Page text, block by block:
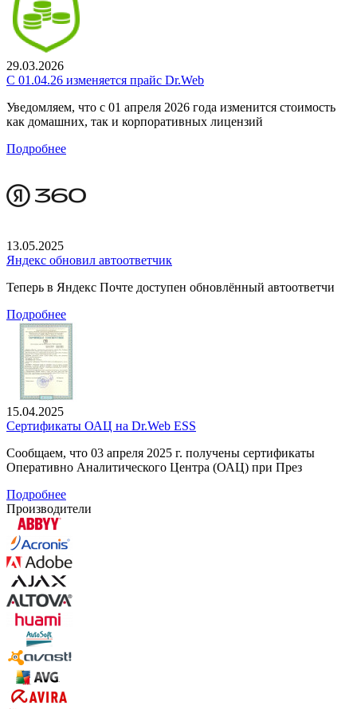
29.03.2026
С 01.04.26 изменяется прайс Dr.Web
Уведомляем, что с 01 апреля 2026 года изменится стоимость
как домашних, так и корпоративных лицензий
Подробнее
13.05.2025
Яндекс обновил автоответчик
Теперь в Яндекс Почте доступен обновлённый автоответчи
Подробнее
15.04.2025
Сертификаты ОАЦ на Dr.Web ESS
Сообщаем, что 03 апреля 2025 г. получены сертификаты
Оперативно Аналитического Центра (ОАЦ) при През
Подробнее
Производители